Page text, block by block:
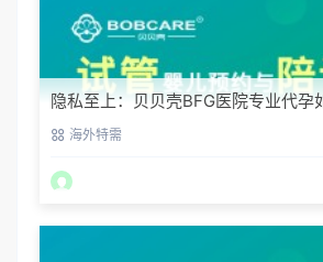
隐私至上：贝贝壳BFG医院专业代孕
密？海外特需